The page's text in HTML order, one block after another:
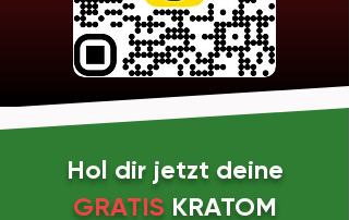
Hol dir jetzt deine
GRATIS KRATOM